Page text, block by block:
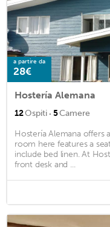
a partire da
28€
Hostería Alemana
12Ospiti · 5Camere
Hostería Alemana offers
room here features a
include bed linen. At
front desk and ...